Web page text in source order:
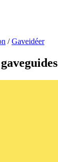
/Gaveidéer